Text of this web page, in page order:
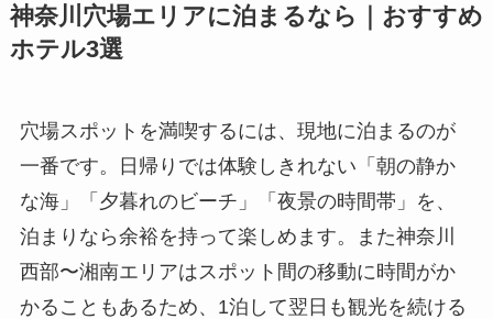
神奈川穴場エリアに泊まるなら｜おすすめ
ホテル3選
穴場スポットを満喫するには、現地に泊まるのが
一番です。日帰りでは体験しきれない「朝の静か
な海」「夕暮れのビーチ」「夜景の時間帯」を、
泊まりなら余裕を持って楽しめます。また神奈川
西部〜湘南エリアはスポット間の移動に時間がか
かることもあるため、1泊して翌日も観光を続ける